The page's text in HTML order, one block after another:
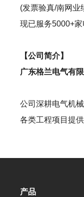
(发票验真/南网业
现已服务5000+
【公司简介】
广东格兰电气有
公司深耕电气机
各类工程项目提
产品